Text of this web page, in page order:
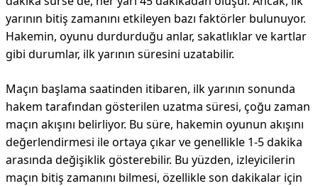
yarının bitiş zamanını etkileyen bazı faktörler bulunuyor.
Hakemin, oyunu durdurduğu anlar, sakatlıklar ve kartlar
gibi durumlar, ilk yarının süresini uzatabilir.
Maçın başlama saatinden itibaren, ilk yarının sonunda
hakem tarafından gösterilen uzatma süresi, çoğu zaman
maçın akışını belirliyor. Bu süre, hakemin oyunun akışını
değerlendirmesi ile ortaya çıkar ve genellikle 1-5 dakika
arasında değişiklik gösterebilir. Bu yüzden, izleyicilerin
maçın bitiş zamanını bilmesi, özellikle son dakikalar için